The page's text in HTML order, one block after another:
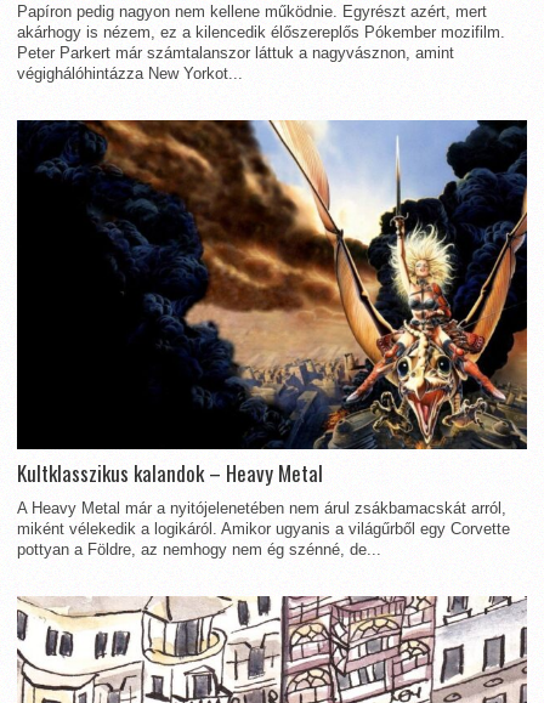
Papíron pedig nagyon nem kellene működnie. Egyrészt azért, mert
akárhogy is nézem, ez a kilencedik élőszereplős Pókember mozifilm.
Peter Parkert már számtalanszor láttuk a nagyvásznon, amint
végighálóhintázza New Yorkot...
Kultklasszikus kalandok – Heavy Metal
A Heavy Metal már a nyitójelenetében nem árul zsákbamacskát arról,
miként vélekedik a logikáról. Amikor ugyanis a világűrből egy Corvette
pottyan a Földre, az nemhogy nem ég szénné, de...